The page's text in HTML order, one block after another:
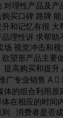
对理性产品及产
买口碑 路牌
和记忆有很 大
理性诉 求帮助
场 视觉冲击和
望形产品主要
提高购买和提升
广专业销售 A 
体的组合利用原
在相应的时间
则 消费者是否